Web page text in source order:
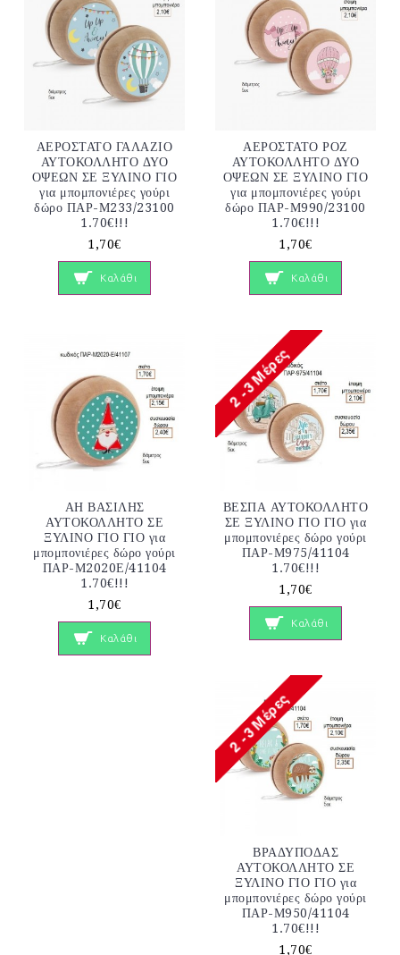
ΑΕΡΟΣΤΑΤΟ ΓΑΛΑΖΙΟ
ΑΥΤΟΚΟΛΛΗΤΟ ΔΥΟ
ΟΨΕΩΝ ΣΕ ΞΥΛΙΝΟ ΓΙΟ
για μπομπονιέρες γούρι
δώρο ΠΑΡ-Μ233/23100
1.70€!!!
1,70€
Καλάθι
ΑΕΡΟΣΤΑΤΟ ΡΟΖ
ΑΥΤΟΚΟΛΛΗΤΟ ΔΥΟ
ΟΨΕΩΝ ΣΕ ΞΥΛΙΝΟ ΓΙΟ
για μπομπονιέρες γούρι
δώρο ΠΑΡ-Μ990/23100
1.70€!!!
1,70€
Καλάθι
ΑΗ ΒΑΣΙΛΗΣ
ΑΥΤΟΚΟΛΛΗΤΟ ΣΕ
ΞΥΛΙΝΟ ΓΙΟ ΓΙΟ για
μπομπονιέρες δώρο γούρι
ΠΑΡ-Μ2020Ε/41104
1.70€!!!
1,70€
Καλάθι
ΒΕΣΠΑ ΑΥΤΟΚΟΛΛΗΤΟ
ΣΕ ΞΥΛΙΝΟ ΓΙΟ ΓΙΟ για
μπομπονιέρες δώρο γούρι
ΠΑΡ-Μ975/41104
1.70€!!!
1,70€
Καλάθι
ΒΡΑΔΥΠΟΔΑΣ
ΑΥΤΟΚΟΛΛΗΤΟ ΣΕ
ΞΥΛΙΝΟ ΓΙΟ ΓΙΟ για
μπομπονιέρες δώρο γούρι
ΠΑΡ-Μ950/41104
1.70€!!!
1,70€